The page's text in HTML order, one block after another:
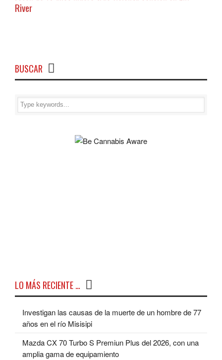
River
BUSCAR
LO MÁS RECIENTE …
Investigan las causas de la muerte de un hombre de 77
años en el río Misisipi
Mazda CX 70 Turbo S Premiun Plus del 2026, con una
amplia gama de equipamiento